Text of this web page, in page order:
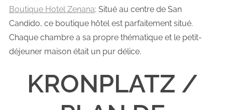
Boutique Hotel Zenana: Situé au centre de San
Candido, ce boutique hôtel est parfaitement situé.
Chaque chambre a sa propre thématique et le petit-
déjeuner maison était un pur délice.
KRONPLATZ /